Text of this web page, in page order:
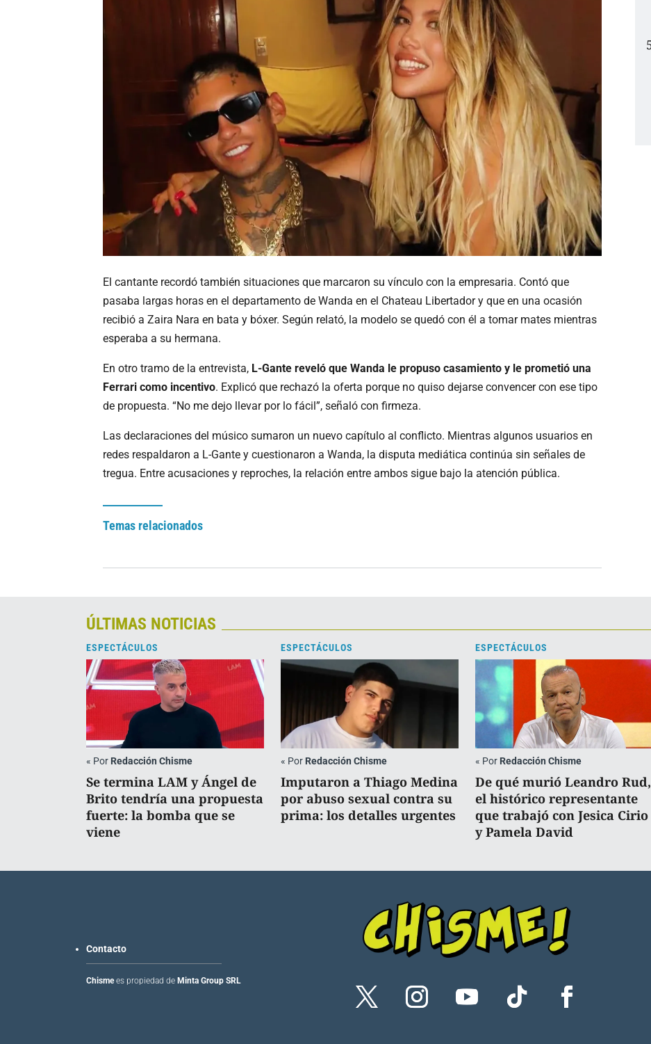
El cantante recordó también situaciones que marcaron su vínculo con la empresaria. Contó que
pasaba largas horas en el departamento de Wanda en el Chateau Libertador y que en una ocasión
recibió a Zaira Nara en bata y bóxer. Según relató, la modelo se quedó con él a tomar mates mientras
esperaba a su hermana.
En otro tramo de la entrevista, L-Gante reveló que Wanda le propuso casamiento y le prometió una
Ferrari como incentivo. Explicó que rechazó la oferta porque no quiso dejarse convencer con ese tipo
de propuesta. “No me dejo llevar por lo fácil”, señaló con firmeza.
Las declaraciones del músico sumaron un nuevo capítulo al conflicto. Mientras algunos usuarios en
redes respaldaron a L-Gante y cuestionaron a Wanda, la disputa mediática continúa sin señales de
tregua. Entre acusaciones y reproches, la relación entre ambos sigue bajo la atención pública.
Temas relacionados
ÚLTIMAS NOTICIAS
ESPECTÁCULOS
« Por Redacción Chisme
Se termina LAM y Ángel de
Brito tendría una propuesta
fuerte: la bomba que se
viene
ESPECTÁCULOS
« Por Redacción Chisme
Imputaron a Thiago Medina
por abuso sexual contra su
prima: los detalles urgentes
ESPECTÁCULOS
« Por Redacción Chisme
De qué murió Leandro Rud,
el histórico representante
que trabajó con Jesica Cirio
y Pamela David
Contacto
Chismees propiedad de Minta Group SRL